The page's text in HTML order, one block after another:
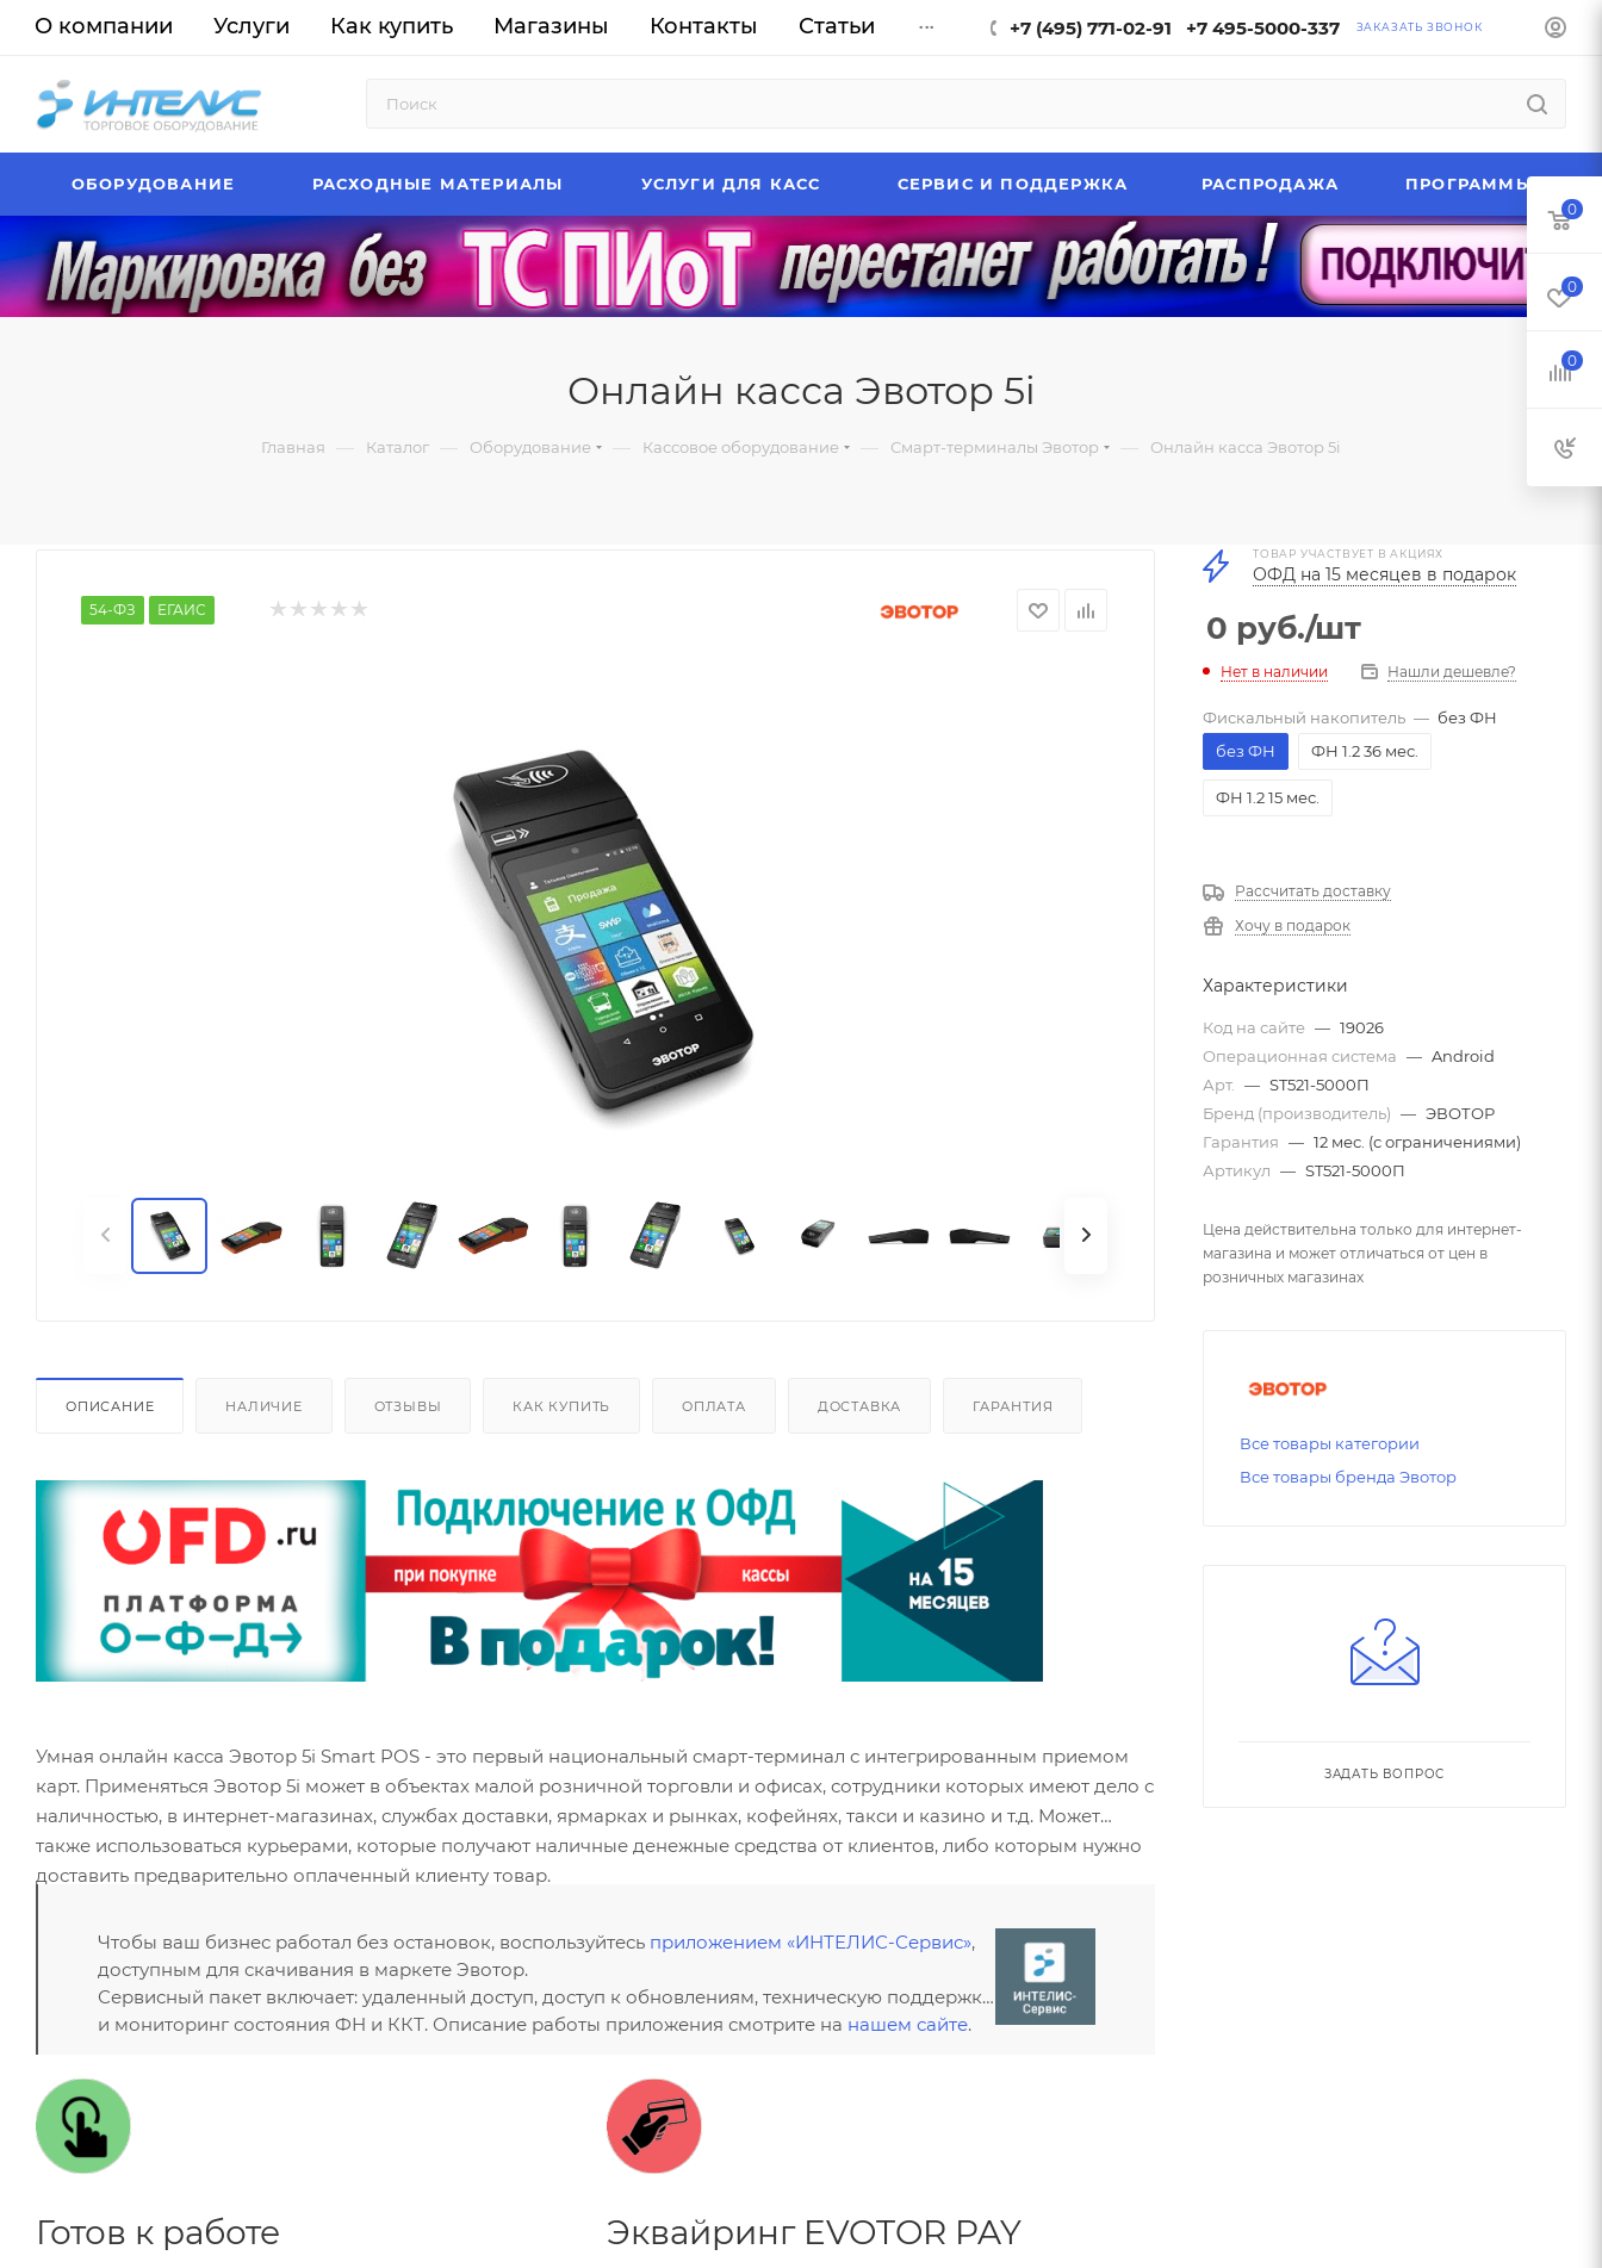
О компании Услуги Как купить Магазины Контакты Статьи ... +7 (495) 771-02-91 +7 495-5000-337 ЗАКАЗАТЬ ЗВОНОК
ОБОРУДОВАНИЕ РАСХОДНЫЕ МАТЕРИАЛЫ УСЛУГИ ДЛЯ КАСС СЕРВИС И ПОДДЕРЖКА РАСПРОДАЖА ПРОГРАММЫ
Онлайн касса Эвотор 5i
Главная — Каталог — Оборудование — Кассовое оборудование — Смарт-терминалы Эвотор — Онлайн касса Эвотор 5i
54-ФЗ ЕГАИС
ОПИСАНИЕ НАЛИЧИЕ ОТЗЫВЫ КАК КУПИТЬ ОПЛАТА ДОСТАВКА ГАРАНТИЯ
Умная онлайн касса Эвотор 5i Smart POS - это первый национальный смарт-терминал с интегрированным приемом
карт. Применяться Эвотор 5i может в объектах малой розничной торговли и офисах, сотрудники которых имеют дело с
наличностью, в интернет-магазинах, службах доставки, ярмарках и рынках, кофейнях, такси и казино и т.д. Может
также использоваться курьерами, которые получают наличные денежные средства от клиентов, либо которым нужно
доставить предварительно оплаченный клиенту товар.
Чтобы ваш бизнес работал без остановок, воспользуйтесь приложением «ИНТЕЛИС-Сервис»,
доступным для скачивания в маркете Эвотор.
Сервисный пакет включает: удаленный доступ, доступ к обновлениям, техническую поддержку
и мониторинг состояния ФН и ККТ. Описание работы приложения смотрите на нашем сайте.
Готов к работе Эквайринг EVOTOR PAY
ТОВАР УЧАСТВУЕТ В АКЦИЯХ
ОФД на 15 месяцев в подарок
0 руб./шт
Нет в наличии Нашли дешевле?
Фискальный накопитель — без ФН
без ФН
ФН 1.2 36 мес.
ФН 1.2 15 мес.
Рассчитать доставку
Хочу в подарок
Характеристики
Код на сайте — 19026
Операционная система — Android
Арт.
— ST521-5000П
Бренд (производитель) — ЭВОТОР
Гарантия — 12 мес. (с ограничениями)
Артикул — ST521-5000П
Цена действительна только для интернет-
магазина и может отличаться от цен в
розничных магазинах
Все товары категории
Все товары бренда Эвотор
ЗАДАТЬ ВОПРОС
0
0
0